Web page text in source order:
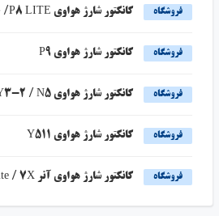
فروشگاه کانکتور شارژ هواوی P8 / 4C /Y 320 /P8 LITE
فروشگاه کانکتور شارژ هواوی P9
فروشگاه کانکتور شارژ هواوی Y3-2 / N5
فروشگاه کانکتور شارژ هواوی Y511
فروشگاه کانکتور شارژ هواوی آنر HUAWEI HONOR 10 lite / 7X